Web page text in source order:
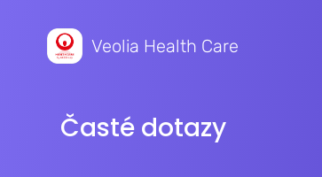
Veolia Health Care
Časté dotazy